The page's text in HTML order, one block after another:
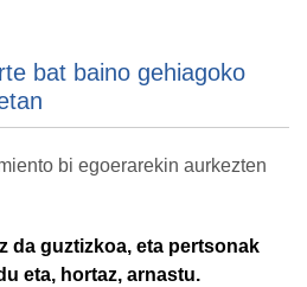
bat baino gehiagoko
bi egoerarekin aurkezten
da guztizkoa, eta pertsonak
eta, hortaz, arnastu.